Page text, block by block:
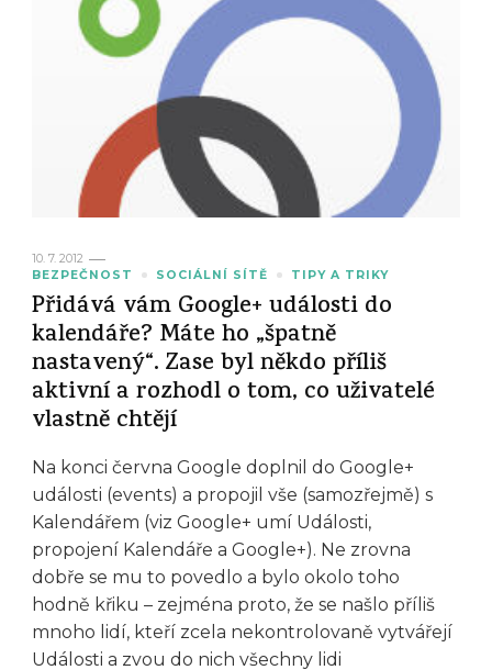
10. 7. 2012
BEZPEČNOST
SOCIÁLNÍ SÍTĚ TIPY A TRIKY
Přidává vám Google+ události do
kalendáře? Máte ho „špatně
nastavený“. Zase byl někdo příliš
aktivní a rozhodl o tom, co uživatelé
vlastně chtějí
Na konci června Google doplnil do Google+
události (events) a propojil vše (samozřejmě) s
Kalendářem (viz Google+ umí Události,
propojení Kalendáře a Google+). Ne zrovna
dobře se mu to povedlo a bylo okolo toho
hodně křiku – zejména proto, že se našlo příliš
mnoho lidí, kteří zcela nekontrolovaně vytvářejí
Události a zvou do nich všechny lidi